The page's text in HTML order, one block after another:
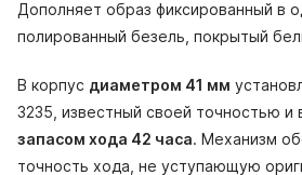
Дополняет образ фиксированный в
полированный безель, покрытый
В корпус диаметром 41 мм
3235, известный своей точностью и
запасом хода 42 часа. Механизм
точность хода, не уступающую